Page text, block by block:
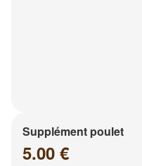
Supplément poulet
5.00 €